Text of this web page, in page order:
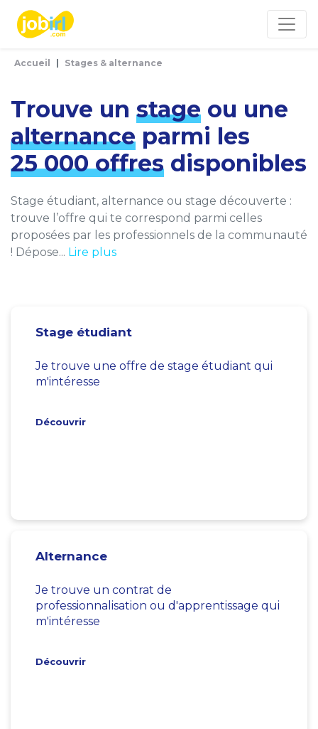
Accueil Stages & alternance
Trouve un stage ou une
alternance parmi les
25 000 offres disponibles
Stage étudiant, alternance ou stage découverte :
trouve l’offre qui te correspond parmi celles
proposées par les professionnels de la communauté
! Dépose... Lire plus
Stage étudiant
Je trouve une offre de stage étudiant qui
m'intéresse
Découvrir
Alternance
Je trouve un contrat de
professionnalisation ou d'apprentissage qui
m'intéresse
Découvrir
Panneau de gestion des cookies